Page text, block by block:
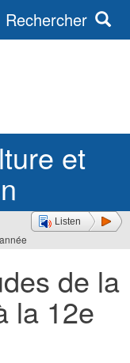
et
Rechercher
Listen
de la
la 12e